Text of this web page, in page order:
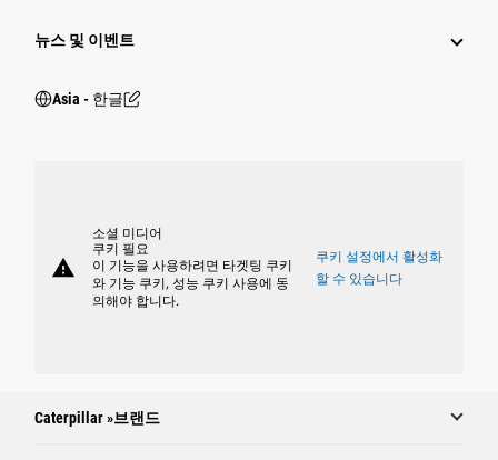
뉴스 및 이벤트
Asia - 한글
warning
소셜 미디어
쿠키 필요
이 기능을 사용하려면 타겟팅 쿠키
와 기능 쿠키, 성능 쿠키 사용에 동
의해야 합니다.
쿠키 설정에서 활성화
할 수 있습니다
Caterpillar »브랜드